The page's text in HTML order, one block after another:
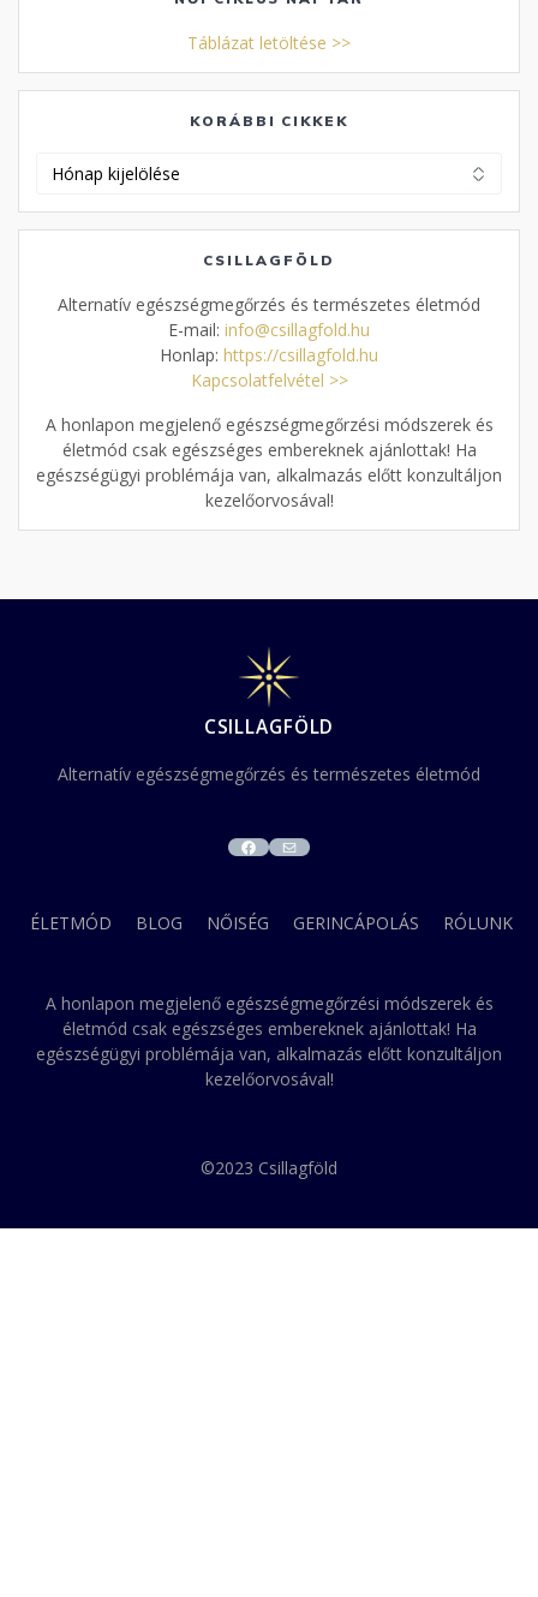
Táblázat letöltése >>
KORÁBBI CIKKEK
CSILLAGFÖLD
Alternatív egészségmegőrzés és természetes életmód
E-mail: info@csillagfold.hu
Honlap: https://csillagfold.hu
Kapcsolatfelvétel >>
A honlapon megjelenő egészségmegőrzési módszerek és
életmód csak egészséges embereknek ajánlottak! Ha
egészségügyi problémája van, alkalmazás előtt konzultáljon
kezelőorvosával!
CSILLAGFÖLD
Alternatív egészségmegőrzés és természetes életmód
FACEBOOK
MAIL
ÉLETMÓD BLOG NŐISÉG GERINCÁPOLÁS RÓLUNK
A honlapon megjelenő egészségmegőrzési módszerek és
életmód csak egészséges embereknek ajánlottak! Ha
egészségügyi problémája van, alkalmazás előtt konzultáljon
kezelőorvosával!
©2023 Csillagföld